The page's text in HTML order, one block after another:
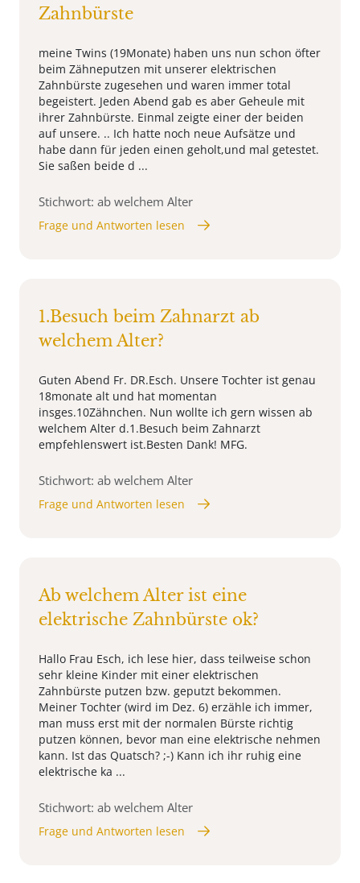
Zahnbürste
meine Twins (19Monate) haben uns nun schon öfter
beim Zähneputzen mit unserer elektrischen
Zahnbürste zugesehen und waren immer total
begeistert. Jeden Abend gab es aber Geheule mit
ihrer Zahnbürste. Einmal zeigte einer der beiden
auf unsere. .. Ich hatte noch neue Aufsätze und
habe dann für jeden einen geholt,und mal getestet.
Sie saßen beide d ...
Stichwort: ab welchem Alter
Frage und Antworten lesen
1.Besuch beim Zahnarzt ab
welchem Alter?
Guten Abend Fr. DR.Esch. Unsere Tochter ist genau
18monate alt und hat momentan
insges.10Zähnchen. Nun wollte ich gern wissen ab
welchem Alter d.1.Besuch beim Zahnarzt
empfehlenswert ist.Besten Dank! MFG.
Stichwort: ab welchem Alter
Frage und Antworten lesen
Ab welchem Alter ist eine
elektrische Zahnbürste ok?
Hallo Frau Esch, ich lese hier, dass teilweise schon
sehr kleine Kinder mit einer elektrischen
Zahnbürste putzen bzw. geputzt bekommen.
Meiner Tochter (wird im Dez. 6) erzähle ich immer,
man muss erst mit der normalen Bürste richtig
putzen können, bevor man eine elektrische nehmen
kann. Ist das Quatsch? ;-) Kann ich ihr ruhig eine
elektrische ka ...
Stichwort: ab welchem Alter
Frage und Antworten lesen